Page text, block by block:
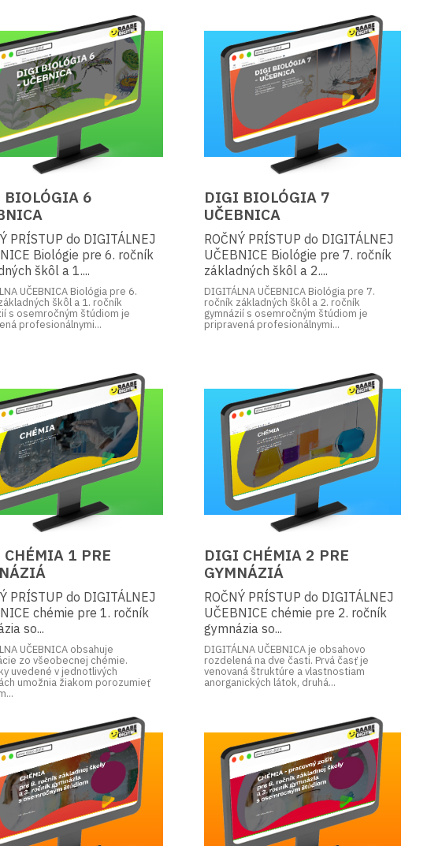
6
PRÍSTUP do DIGITÁLNEJ
Biológie pre 6. ročník
škôl a 1....
UČEBNICA Biológia pre 6.
škôl a 1. ročník
s osemročným štúdiom je
profesionálnymi...
DIGI BIOLÓGIA 7
UČEBNICA
ROČNÝ PRÍSTUP do DIGITÁLNEJ
UČEBNICE Biológie pre 7. ročník
základných škôl a 2....
DIGITÁLNA UČEBNICA Biológia pre 7.
ročník základných škôl a 2. ročník
gymnázií s osemročným štúdiom je
pripravená profesionálnymi...
1 PRE
PRÍSTUP do DIGITÁLNEJ
chémie pre 1. ročník
so...
UČEBNICA obsahuje
zo všeobecnej chémie.
uvedené v jednotlivých
umožnia žiakom porozumieť
DIGI CHÉMIA 2 PRE
GYMNÁZIÁ
ROČNÝ PRÍSTUP do DIGITÁLNEJ
UČEBNICE chémie pre 2. ročník
gymnázia so...
DIGITÁLNA UČEBNICA je obsahovo
rozdelená na dve časti. Prvá časť je
venovaná štruktúre a vlastnostiam
anorganických látok, druhá...